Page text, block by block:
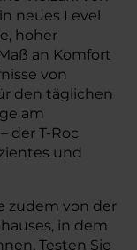
neues Level
hoher
an Komfort
von
den täglichen
am
der T-Roc
und
zudem von der
in dem
Testen Sie